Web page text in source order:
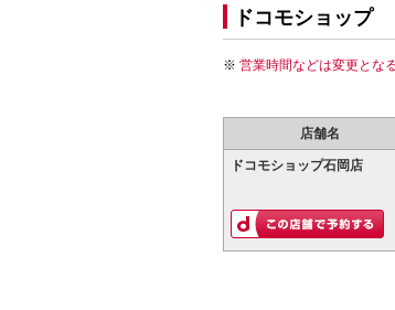
ドコモショップ
営業時間などは変更とな
店舗名
ドコモショップ石岡店